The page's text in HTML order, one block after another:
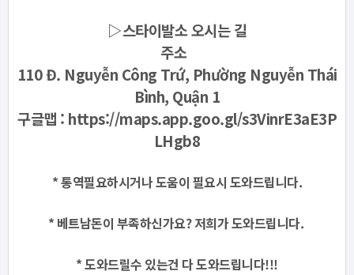
▷스타이발소 오시는 길
주소
110 Đ. Nguyễn Công Trứ, Phường Nguyễn Thái
Bình, Quận 1
구글맵 : https://maps.app.goo.gl/s3VinrE3aE3P
LHgb8
* 통역필요하시거나 도움이 필요시 도와드립니다.
* 베트남돈이 부족하신가요? 저희가 도와드립니다.
* 도와드릴수 있는건 다 도와드립니다!!!